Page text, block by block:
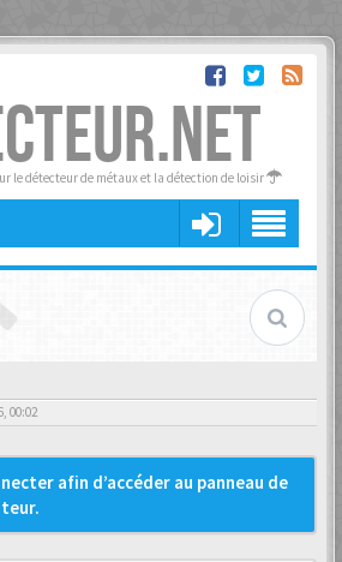
le détecteur de métaux et la détection de loisir
00:02
afin d’accéder au panneau de